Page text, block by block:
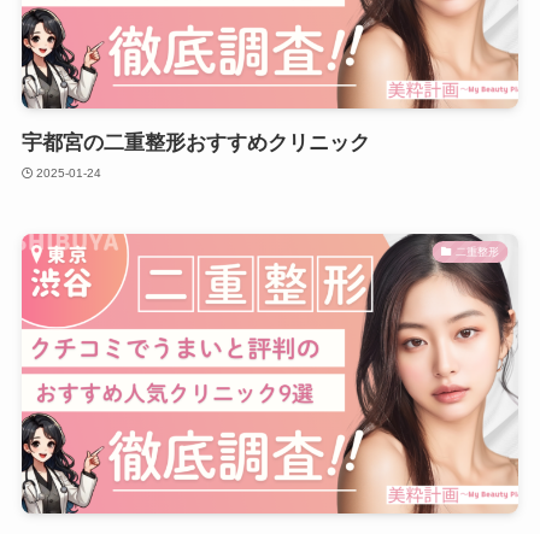
宇都宮の二重整形おすすめクリニック
2025-01-24
二重整形